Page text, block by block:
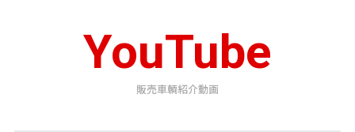
YouTube
販売車輌紹介動画